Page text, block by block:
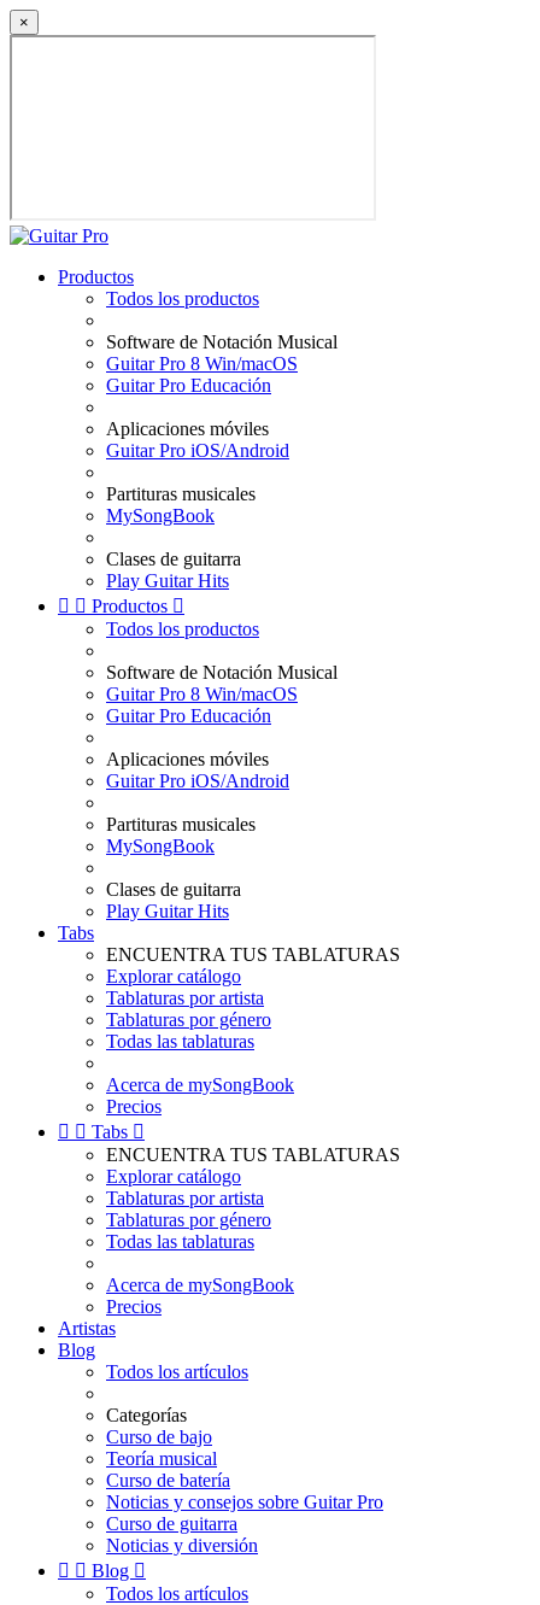
×
Productos
Todos los productos
Software de Notación Musical
Guitar Pro 8 Win/macOS
Guitar Pro Educación
Aplicaciones móviles
Guitar Pro iOS/Android
Partituras musicales
MySongBook
Clases de guitarra
Play Guitar Hits
  Productos 
Todos los productos
Software de Notación Musical
Guitar Pro 8 Win/macOS
Guitar Pro Educación
Aplicaciones móviles
Guitar Pro iOS/Android
Partituras musicales
MySongBook
Clases de guitarra
Play Guitar Hits
Tabs
ENCUENTRA TUS TABLATURAS
Explorar catálogo
Tablaturas por artista
Tablaturas por género
Todas las tablaturas
Acerca de mySongBook
Precios
  Tabs 
ENCUENTRA TUS TABLATURAS
Explorar catálogo
Tablaturas por artista
Tablaturas por género
Todas las tablaturas
Acerca de mySongBook
Precios
Artistas
Blog
Todos los artículos
Categorías
Curso de bajo
Teoría musical
Curso de batería
Noticias y consejos sobre Guitar Pro
Curso de guitarra
Noticias y diversión
  Blog 
Todos los artículos